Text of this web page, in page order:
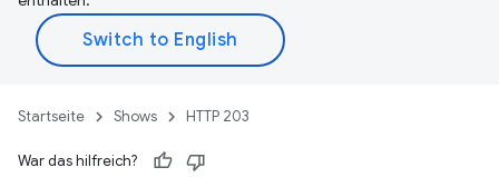
Startseite Shows HTTP 203
War das hilfreich?